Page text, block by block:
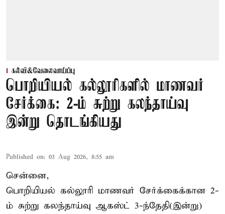
கல்வி&வேலைவாய்ப்பு
பொறியியல் கல்லூரிகளில் மாணவர்
சேர்க்கை: 2-ம் சுற்று கலந்தாய்வு
இன்று தொடங்கியது
Published on: 03 Aug 2026, 8:55 am
சென்னை,
பொறியியல் கல்லூரி மாணவர் சேர்க்கைக்கான 2-
ம் சுற்று கலந்தாய்வு ஆகஸ்ட் 3-ந்தேதி(இன்று)